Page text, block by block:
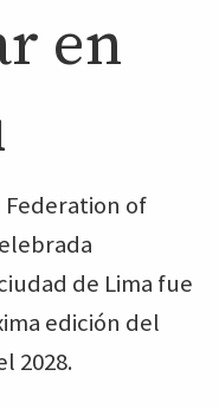
en
Federation of
de Lima fue
edición del
2028.